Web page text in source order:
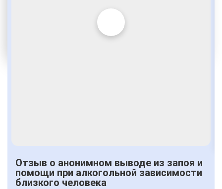
Отзыв о анонимном выводе из запоя и
помощи при алкогольной зависимости
близкого человека